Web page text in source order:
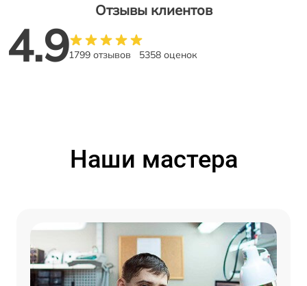
Отзывы клиентов
4.91799 отзывов 5358 оценок
Наши мастера